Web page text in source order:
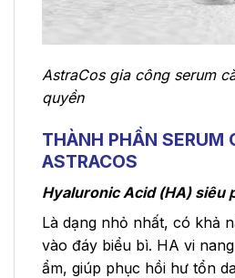
AstraCos gia công serum
quyền
THÀNH PHẦN SERUM
ASTRACOS
Hyaluronic Acid (HA) siêu
Là dạng nhỏ nhất, có khả
vào đáy biểu bì. HA vi
ẩm, giúp phục hồi hư tổn